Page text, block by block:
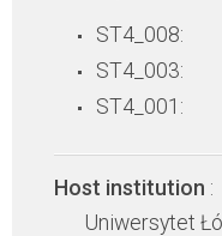
ST4_008:
ST4_003:
ST4_001:
Host institution :
Uniwersytet